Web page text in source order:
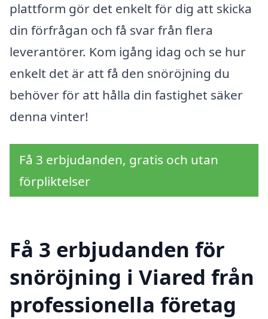
plattform gör det enkelt för dig att skicka
din förfrågan och få svar från flera
leverantörer. Kom igång idag och se hur
enkelt det är att få den snöröjning du
behöver för att hålla din fastighet säker
denna vinter!
Få 3 erbjudanden, gratis och utan
förpliktelser
Få 3 erbjudanden för
snöröjning i Viared från
professionella företag